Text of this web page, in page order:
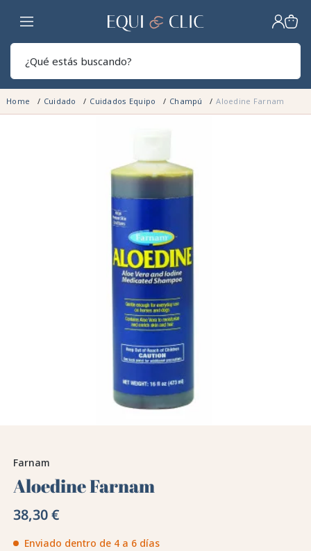
Hogar
Home Cuidado Cuidados Equipo Champú Aloedine Farnam
Farnam
Aloedine Farnam
38,30 €
Enviado dentro de 4 a 6 días